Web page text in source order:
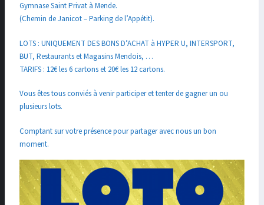
Gymnase Saint Privat à Mende.
(Chemin de Janicot – Parking de l’Appétit).
LOTS : UNIQUEMENT DES BONS D’ACHAT à HYPER U, INTERSPORT,
BUT, Restaurants et Magasins Mendois, …
TARIFS : 12€ les 6 cartons et 20€ les 12 cartons.
Vous êtes tous conviés à venir participer et tenter de gagner un ou
plusieurs lots.
Comptant sur votre présence pour partager avec nous un bon
moment.